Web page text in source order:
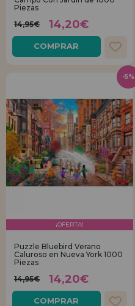
Piezas
14,95€
14,20€
COMPRAR
¡OFERTA!
Puzzle Bluebird Verano
Caluroso en Nueva York 1000
Piezas
14,95€
14,20€
COMPRAR
-5%